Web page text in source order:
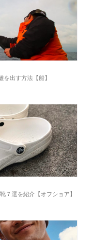
出す方法【船】
７選を紹介【オフショア】